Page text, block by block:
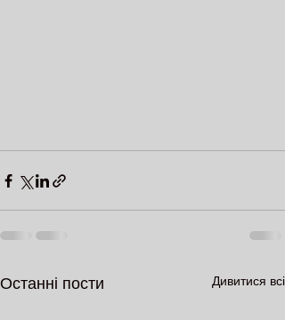
Останні пости Дивитися всі